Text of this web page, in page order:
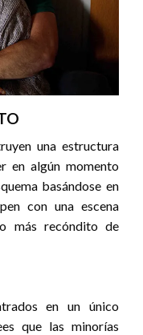
una estructura
en algún momento
basándose en
con una escena
más recóndito de
en un único
que las minorías